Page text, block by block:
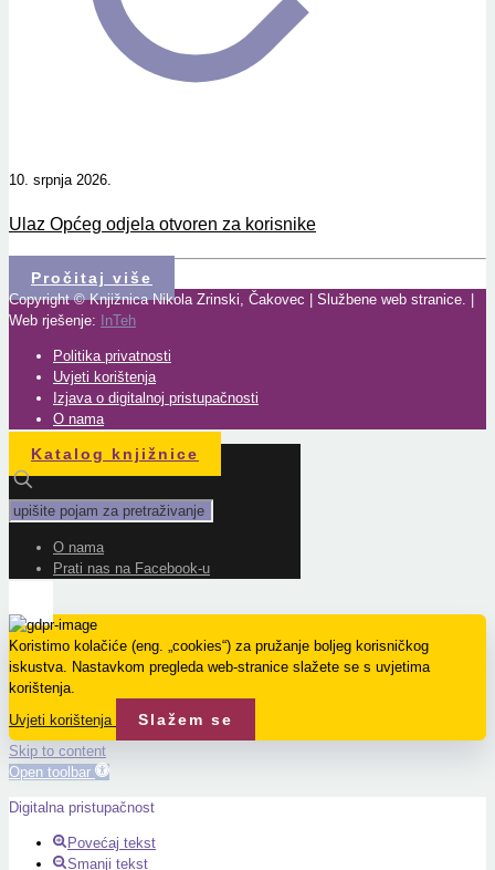
10. srpnja 2026.
Ulaz Općeg odjela otvoren za korisnike
Pročitaj više
Copyright © Knjižnica Nikola Zrinski, Čakovec | Službene web stranice. |
Web rješenje: InTeh
Politika privatnosti
Uvjeti korištenja
Izjava o digitalnoj pristupačnosti
O nama
Katalog knjižnice
O nama
Prati nas na Facebook-u
Koristimo kolačiće (eng. „cookies“) za pružanje boljeg korisničkog
iskustva. Nastavkom pregleda web-stranice slažete se s uvjetima
korištenja.
Uvjeti korištenja
Slažem se
Skip to content
Open toolbar
Digitalna pristupačnost
Povećaj tekst
Smanji tekst